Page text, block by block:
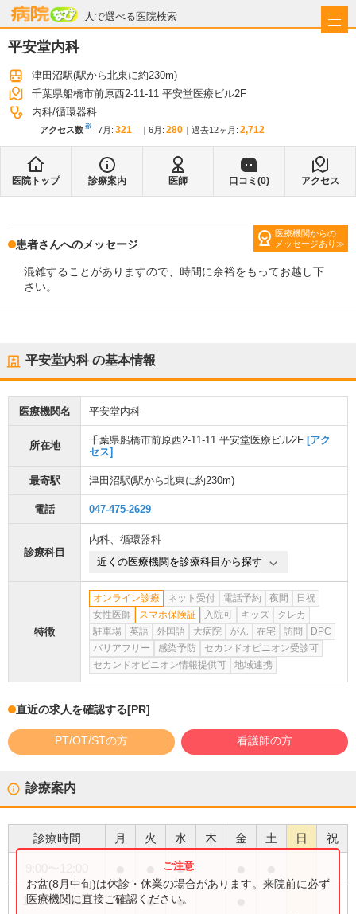
人で選べる医院検索
病院なび
平安堂内科
津田沼駅(駅から北東に約230m)
千葉県船橋市前原西2-11-11 平安堂医療ビル2F
内科 循環器科
アクセス数※ 7月 : 321 6月 : 280 過去12ヶ月: 2,712
医院トップ 診療案内 医師 口コミ(0) アクセス
医療機関からの
メッセージあり
患者さんへのメッセージ
混雑することがありますので、時間に余裕をもってお越し下
さい。
平安堂内科の基本情報
医療機関名 平安堂内科
所在地 千葉県船橋市前原西2-11-11 平安堂医療ビル2F [アク
セス]
最寄駅 津田沼駅(駅から北東に約230m)
電話 047-475-2629
診療科目
内科、 循環器科
近くの医療機関を診療科目から探す
特徴
オンライン診療 ネット受付 電話予約 夜間
日祝
女性医師
スマホ保険証 入院可 キッズ
クレカ
駐車場
英語 外国語 大病院 がん 在宅 訪問
DPC
バリアフリー
感染予防
セカンドオピニオン受診可
セカンドオピニオン情報提供可
地域連携
直近の求人を確認する[PR]
PT/OT/STの方 看護師の方
診療案内
診療時間 月 火 水 木 金 土 日 祝
●
15:00〜18:00 ● ● ●
お盆(8月中旬)は休診・休業の場合があります。来院前に必ず
医療機関に直接ご確認ください。